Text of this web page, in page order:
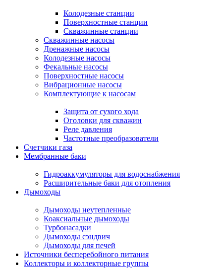
Колодезные станции
Поверхностные станции
Скважинные станции
Скважинные насосы
Дренажные насосы
Колодезные насосы
Фекальные насосы
Поверхностные насосы
Вибрационные насосы
Комплектующие к насосам
Защита от сухого хода
Оголовки для скважин
Реле давления
Частотные преобразователи
Счетчики газа
Мембранные баки
Гидроаккумуляторы для водоснабжения
Расширительные баки для отопления
Дымоходы
Дымоходы неутепленные
Коаксиальные дымоходы
Турбонасадки
Дымоходы сэндвич
Дымоходы для печей
Источники бесперебойного питания
Коллекторы и коллекторные группы